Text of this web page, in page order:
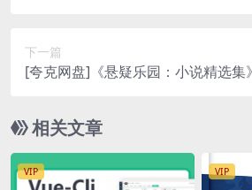
下一篇
[夸克网盘]《悬疑乐园：小说精选集
相关文章
VIP VIP